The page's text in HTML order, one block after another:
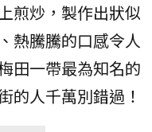
煎炒，製作出狀似
熱騰騰的口感令人
田一帶最為知名的
的人千萬別錯過！